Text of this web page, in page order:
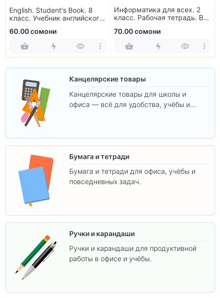
English. Student's Book. 8
класс. Учебник английского
60.00 сомони
Информатика для всех. 2
класс. Рабочая тетрадь. В
70.00 сомони
Канцелярские товары
Канцелярские товары для школы и
офиса — всё для удобства, учёбы и
Бумага и тетради
Бумага и тетради для офиса, учёбы и
повседневных задач.
Ручки и карандаши
Ручки и карандаши для продуктивной
работы в офисе и учёбы.